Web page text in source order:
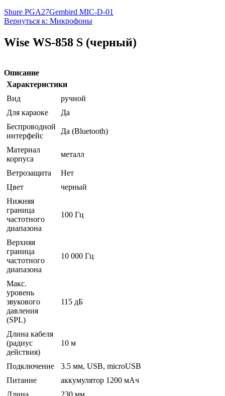
Shure PGA27Gembird MIC-D-01
Вернуться к: Микрофоны
Wise WS-858 S (черный)
Описание
Характеристики
Вид
ручной
Для караоке
Да
Беспроводной
интерфейс
Да (Bluetooth)
Материал
корпуса
металл
Ветрозащита
Нет
Цвет
черный
Нижняя
граница
частотного
диапазона
100 Гц
Верхняя
граница
частотного
диапазона
10 000 Гц
Макс.
уровень
звукового
давления
(SPL)
115 дБ
Длина кабеля
(радиус
действия)
10 м
Подключение
3.5 мм, USB, microUSB
Питание
аккумулятор 1200 мАч